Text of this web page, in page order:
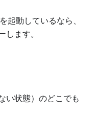
動しているなら、
ます。
い状態）のどこでも